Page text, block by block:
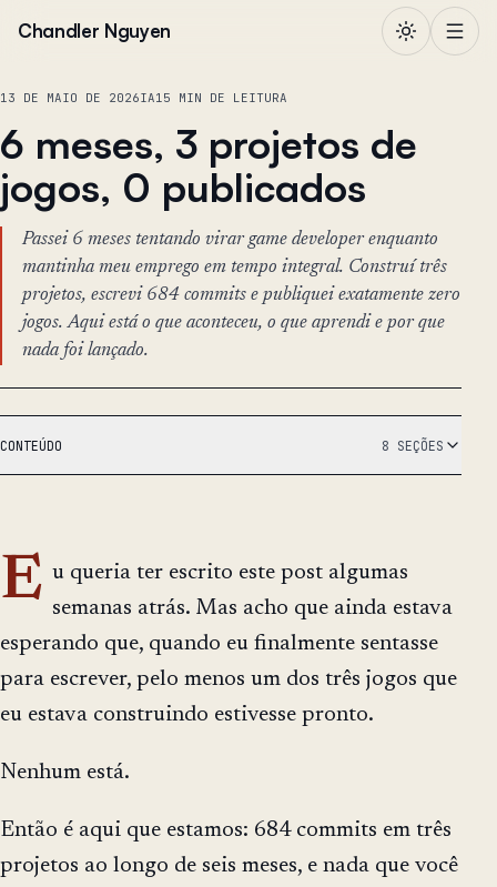
Chandler Nguyen
13 DE MAIO DE 2026IA15 MIN DE LEITURA
6 meses, 3 projetos de
jogos, 0 publicados
Passei 6 meses tentando virar game developer enquanto
mantinha meu emprego em tempo integral. Construí três
projetos, escrevi 684 commits e publiquei exatamente zero
jogos. Aqui está o que aconteceu, o que aprendi e por que
nada foi lançado.
CONTEÚDO 8 SEÇÕES
E u queria ter escrito este post algumas
semanas atrás. Mas acho que ainda estava
esperando que, quando eu finalmente sentasse
para escrever, pelo menos um dos três jogos que
eu estava construindo estivesse pronto.
Nenhum está.
Então é aqui que estamos: 684 commits em três
projetos ao longo de seis meses, e nada que você